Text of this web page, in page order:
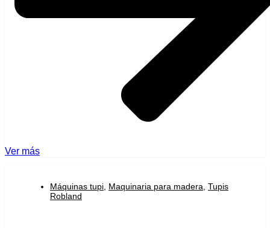
Ver más
Máquinas tupi, Maquinaria para madera, Tupis
Robland